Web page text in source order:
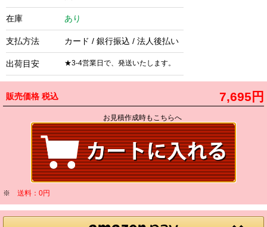
在庫 あり
支払方法 カード / 銀行振込 / 法人後払い
出荷目安 ★3-4営業日で、発送いたします。
販売価格 税込 7,695円
お見積作成時もこちらへ
※ 送料：0円